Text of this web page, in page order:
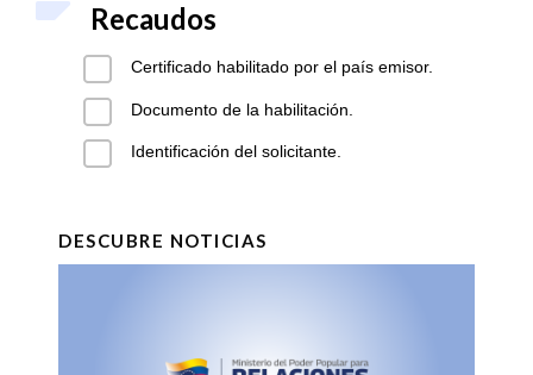
Recaudos
Certificado habilitado por el país emisor.
Documento de la habilitación.
Identificación del solicitante.
DESCUBRE NOTICIAS